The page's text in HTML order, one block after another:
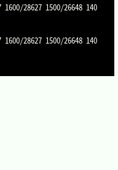
28627 1500/26648 140
28627 1500/26648 140